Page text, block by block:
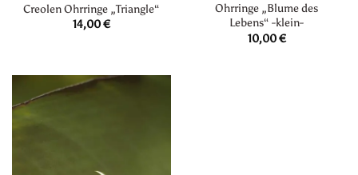
Creolen Ohrringe „Triangle“
14,00€
Ohrringe „Blume des
Lebens“ -klein-
10,00€